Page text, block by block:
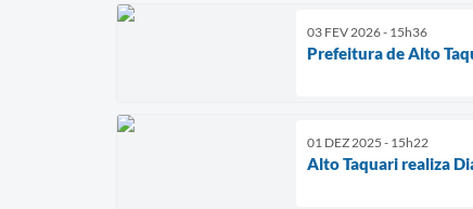
03 FEV 2026 - 15h36
Prefeitura de Alto
01 DEZ 2025 - 15h22
Alto Taquari realiza